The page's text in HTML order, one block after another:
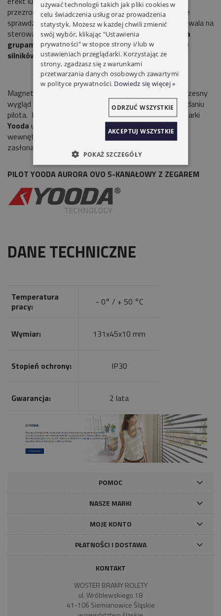
przezroczystym uchwytem sprawiają, że piloty idealnie
sprawdzą się w stylowych wnętrzach. 5-kanałów
pozwala na
sterowaniepiętnastoma napędami lub piętnastoma
grupami do 20 napędów każda, co daje łącznie 300
silników.
Magnetyczny, przezroczysty uchwyt zapewnia nowoczesny
wygląd oraz wygodę obsługi przy podnoszeniu i odkładaniu
pilota. Kompatybilność ze wszystkimi urządzeniami marki
Yooda umożliwia sterowanie zarówno roletami
wewnętrznymi jak i zewnętrznymi, a także firanami,
zasłonami, markizami, oświetleniem itd.
PILOT YOODA AURORA OVO 5-KANAŁOWY Z ZEGAREM
DANE TECHNICZNE
Temperatura
pracy:
- 0° / + 50 °C
Wymiar: 131x45x10 mm
Stopień ochrony: IP30
Gwarancja: 2 lata
POMOC
NASZE MARKI
MOJE KONTO
PŁATNOŚCI I DOSTAWA
KONTAKT
WOSTER BRAMY ROLETY
ul. Wróblewskiego 18
41-106 Siemianowice Śląskie
używać technologii takich jak pliki cookies w
celu świadczenia usług oraz prowadzenia
statystyk. Możesz w każdej chwili zmienić
swój wybór, klikając "Ustawienia
prywatności" w stopce strony i/lub w
ustawieniach przeglądarki. Korzystając ze
strony, zgadzasz się z warunkami
przetwarzania danych osobowych zawartymi
w polityce prywatności. Dowiedz się więcej »
AKCEPTUJ WSZYSTKIE
ODRZUĆ WSZYSTKIE
POKAŻ SZCZEGÓŁY